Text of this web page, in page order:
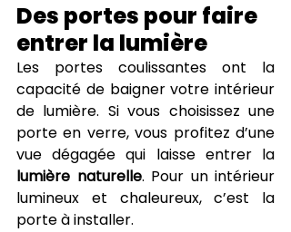
Des portes pour faire
entrer la lumière
Les portes coulissantes ont la
capacité de baigner votre intérieur
de lumière. Si vous choisissez une
porte en verre, vous profitez d’une
lumière naturelle. Pour un intérieur
lumineux et chaleureux, c’est la
porte à installer.